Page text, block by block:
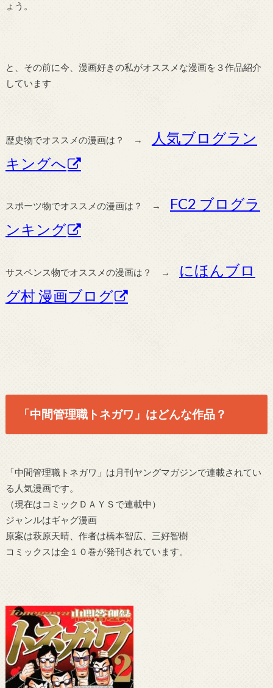
ょう。
と、その前に今、漫画好きの私がオススメな漫画を３作品紹介
しています
歴史物でオススメの漫画は？ →
人気ブログラン
キングへ
スポーツ物でオススメの漫画は？ →
FC2 ブログラ
ンキング
サスペンス物でオススメの漫画は？ →
にほんブロ
グ村 漫画ブログ
「中間管理職トネガワ」はどんな作品？
「中間管理職トネガワ」は月刊ヤングマガジンで連載されてい
る人気漫画です。
（現在はコミックＤＡＹＳで連載中）
ジャンルはギャグ漫画
原案は萩原天晴、作者は橋本智広、三好智樹
コミックスは全１０巻が発刊されています。